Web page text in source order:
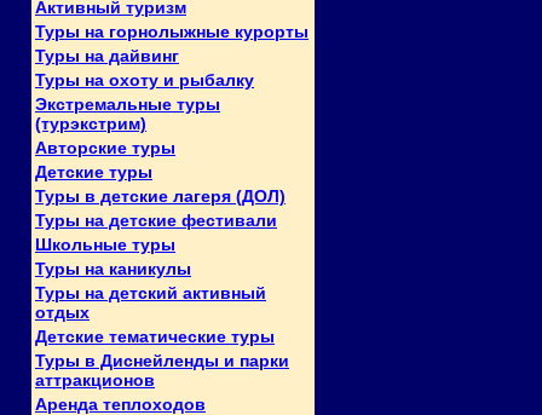
Активный туризм
Туры на горнолыжные курорты
Туры на дайвинг
Туры на охоту и рыбалку
Экстремальные туры
(турэкстрим)
Авторские туры
Детские туры
Туры в детские лагеря (ДОЛ)
Туры на детские фестивали
Школьные туры
Туры на каникулы
Туры на детский активный
отдых
Детские тематические туры
Туры в Диснейленды и парки
аттракционов
Аренда теплоходов